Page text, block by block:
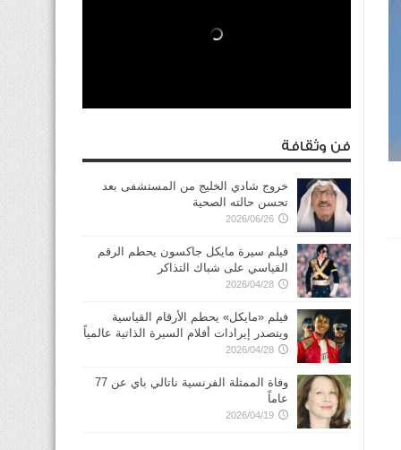
فن وثقافة
خروج شادي الخليج من المستشفى بعد
تحسن حالته الصحية
2026/06/26
فيلم سيرة مايكل جاكسون يحطم الرقم
القياسي على شباك التذاكر
2026/04/28
فيلم «مايكل» يحطم الأرقام القياسية
ويتصدر إيرادات أفلام السيرة الذاتية عالمياً
2026/04/28
وفاة الممثلة الفرنسية ناتالي باي عن 77
عاماً
2026/04/19